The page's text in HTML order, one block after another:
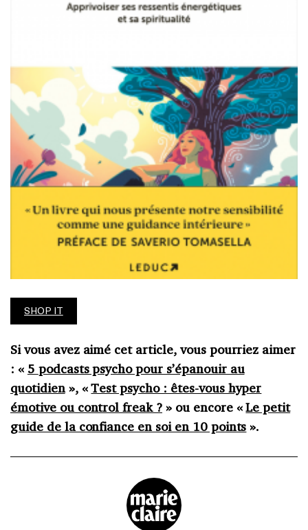
SHOP IT
Si vous avez aimé cet article, vous pourriez aimer
: « 5 podcasts psycho pour s’épanouir au
quotidien », « Test psycho : êtes-vous hyper
émotive ou control freak ? » ou encore «Le petit
guide de la confiance en soi en 10 points ».